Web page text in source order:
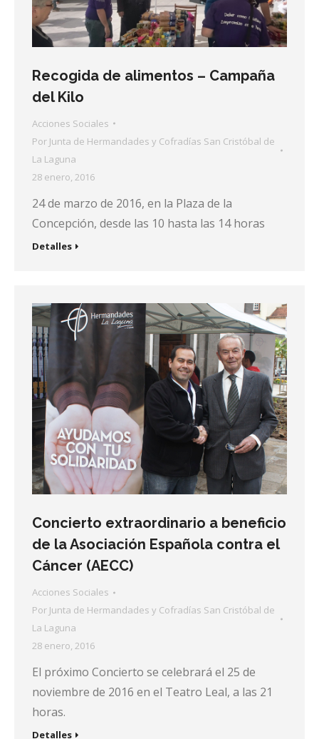
Recogida de alimentos – Campaña
del Kilo
Acciones Sociales
Por Junta de Hermandades y Cofradías San Cristóbal de
La Laguna
28 enero, 2016
24 de marzo de 2016, en la Plaza de la
Concepción, desde las 10 hasta las 14 horas
Detalles
Concierto extraordinario a beneficio
de la Asociación Española contra el
Cáncer (AECC)
Acciones Sociales
Por Junta de Hermandades y Cofradías San Cristóbal de
La Laguna
28 enero, 2016
El próximo Concierto se celebrará el 25 de
noviembre de 2016 en el Teatro Leal, a las 21
horas.
Detalles